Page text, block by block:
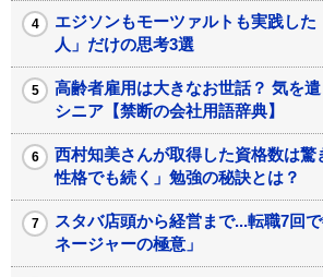
エジソンもモーツァルトも実践した
人」だけの思考3選
高齢者雇用は大きなお世話？ 気を
シニア【禁断の会社用語辞典】
西村知美さんが取得した資格数は驚
性格でも続く」勉強の秘訣とは？
スタバ店頭から経営まで...転職7回
ネージャーの極意」